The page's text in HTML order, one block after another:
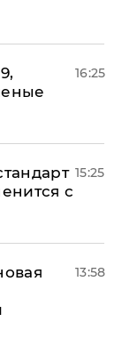
16:25
с
15:25
13:58